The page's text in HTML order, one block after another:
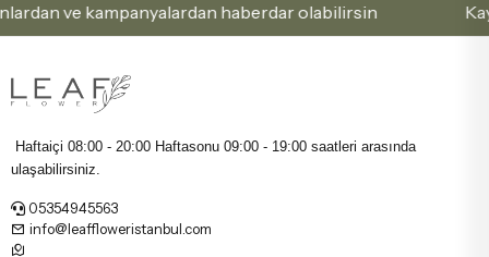
ve kampanyalardan haberdar olabilirsin Kaydol
Haftaiçi 08:00 - 20:00 Haftasonu 09:00 - 19:00 saatleri arasında
ulaşabilirsiniz.
05354945563
info@leaffloweristanbul.com